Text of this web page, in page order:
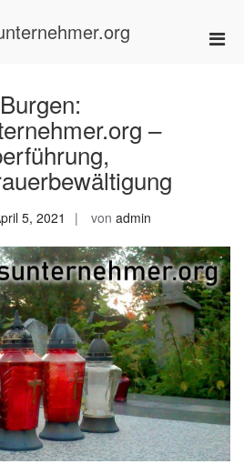
–
5, 2021 von admin